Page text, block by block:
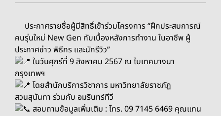
ประกาศรายชื่อผู้มีสิทธิ์เข้าร่วมโครงการ “ฝึกประสบการณ์
คนรุ่นใหม่ New Gen กับเบื้องหลังการทำงาน ในอาชีพ ผู้
ประกาศข่าว พิธีกร และนักรีวิว”
ในวันศุกร์ที่ 9 สิงหาคม 2567 ณ ไบเทคบางนา
กรุงเทพฯ
โดยสำนักบริการวิชาการ มหาวิทยาลัยราชภัฏ
สวนสุนันทา ร่วมกับ อมรินทร์ทีวี
สอบถามข้อมูลเพิ่มเติม : โทร. 09 7145 6469 คุณแทน